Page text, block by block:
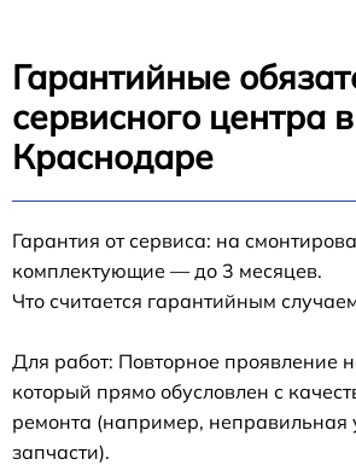
Гарантийные
сервисного центра в
Краснодаре
Гарантия от сервиса: на
комплектующие — до 3 месяцев.
Что считается гарантийным
Для работ: Повторное проявление
который прямо обусловлен с
ремонта (например, неправильная
запчасти).